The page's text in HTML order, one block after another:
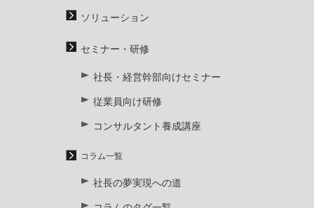
ソリューション
セミナー・研修
社長・経営幹部向けセミナー
従業員向け研修
コンサルタント養成講座
コラム一覧
社長の夢実現への道